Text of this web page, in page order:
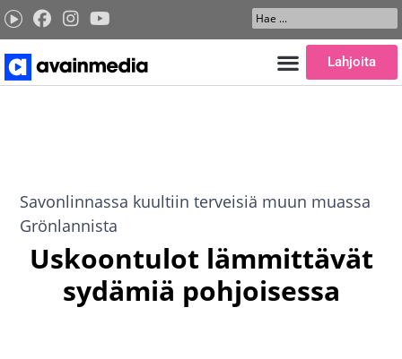
Siirry
sisältöön
Search
...
Lahjoita
Savonlinnassa kuultiin terveisiä muun muassa
Grönlannista
Uskoontulot lämmittävät
sydämiä pohjoisessa